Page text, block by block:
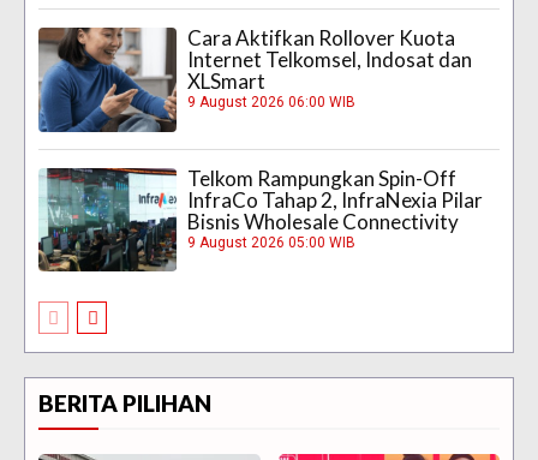
Cara Aktifkan Rollover Kuota
Internet Telkomsel, Indosat dan
XLSmart
9 August 2026 06:00 WIB
Telkom Rampungkan Spin-Off
InfraCo Tahap 2, InfraNexia Pilar
Bisnis Wholesale Connectivity
9 August 2026 05:00 WIB
BERITA PILIHAN